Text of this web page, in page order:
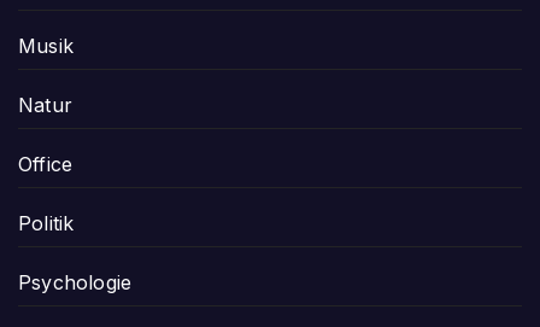
Musik
Natur
Office
Politik
Psychologie